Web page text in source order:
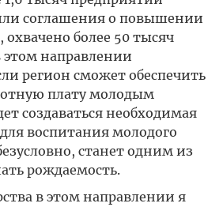
соглашения о повышении
охвачено более 50 тысяч
этом направлении
регион сможет обеспечить
плату молодым
создаваться необходимая
воспитания молодого
станет одним из
рождаемость.
в этом направлении я